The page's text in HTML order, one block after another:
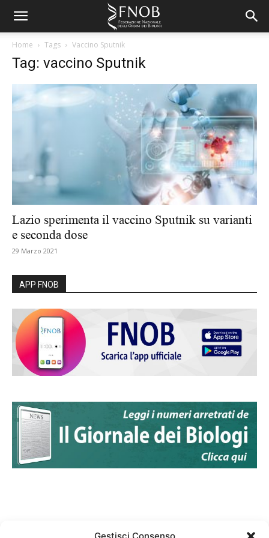
Home Tags Vaccino Sputnik
Tag: vaccino Sputnik
Lazio sperimenta il vaccino Sputnik su varianti
e seconda dose
29 Marzo 2021
APP FNOB